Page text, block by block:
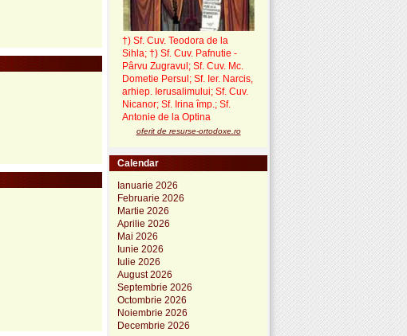
†) Sf. Cuv. Teodora de la
Sihla; †) Sf. Cuv. Pafnutie -
Pârvu Zugravul ; Sf. Cuv. Mc.
Dometie Persul; Sf. Ier. Narcis,
arhiep. Ierusalimului; Sf. Cuv.
Nicanor; Sf. Irina împ.; Sf.
Antonie de la Optina
oferit de resurse-ortodoxe.ro
Calendar
Ianuarie 2026
Februarie 2026
Martie 2026
Aprilie 2026
Mai 2026
Iunie 2026
Iulie 2026
August 2026
Septembrie 2026
Octombrie 2026
Noiembrie 2026
Decembrie 2026